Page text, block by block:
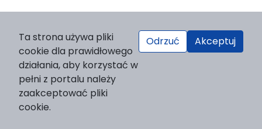
Wydawnictwo Naukowe UKSW, ul. Dewajtis 5, domek
nr 2, 01-815 Warszawa
Strona WWW Wydawnictwa
e-mail: wydawnictwo@uksw.edu.pl
Ta strona używa pliki
cookie dla prawidłowego
działania, aby korzystać w
pełni z portalu należy
zaakceptować pliki
cookie.
Odrzuć Akceptuj